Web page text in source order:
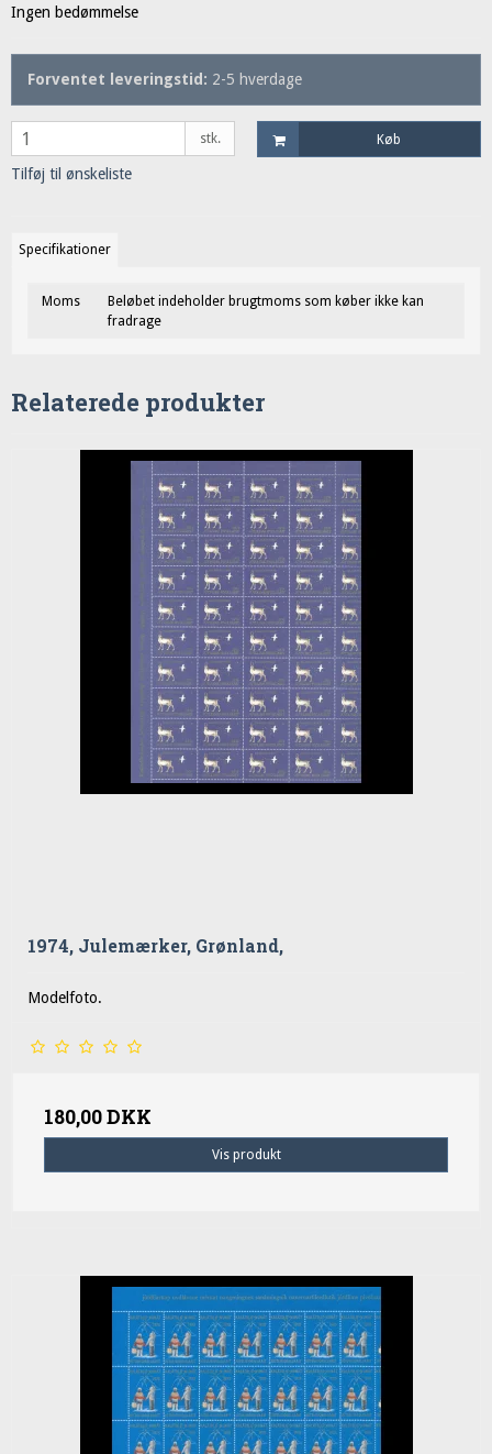
Ingen bedømmelse
Forventet leveringstid: 2-5 hverdage
stk. Køb
Tilføj til ønskeliste
Specifikationer
Moms
Beløbet indeholder brugtmoms som køber ikke kan
fradrage
Relaterede produkter
1974, Julemærker, Grønland,
Modelfoto.
180,00 DKK
Vis produkt